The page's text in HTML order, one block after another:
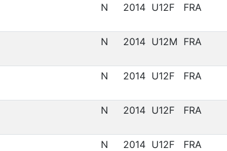
N 2014 U12F FRA
N 2014 U12M FRA
N 2014 U12F FRA
N 2014 U12F FRA
N 2014 U12F FRA